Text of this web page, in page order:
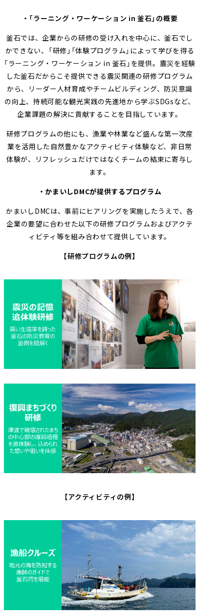
・「ラーニング・ワーケーション in 釜石」の概要
釜石では、企業からの研修の受け入れを中心に、釜石でし
かできない、「研修」「体験プログラム」によって学びを得る
「ラーニング・ワーケーション in 釜石」を提供。震災を経験
した釜石だからこそ提供できる震災関連の研修プログラム
から、リーダー人材育成やチームビルディング、防災意識
の向上、持続可能な観光実践の先進地から学ぶSDGsなど、
企業課題の解決に貢献することを目指しています。
研修プログラムの他にも、漁業や林業など盛んな第一次産
業を活用した自然豊かなアクティビティ体験など、非日常
体験が、リフレッシュだけではなくチームの結束に寄与し
ます。
・かまいしDMCが提供するプログラム
かまいしDMCは、事前にヒアリングを実施したうえで、各
企業の要望に合わせた以下の研修プログラムおよびアクテ
ィビティ等を組み合わせて提供しています。
【研修プログラムの例】
【アクティビティの例】